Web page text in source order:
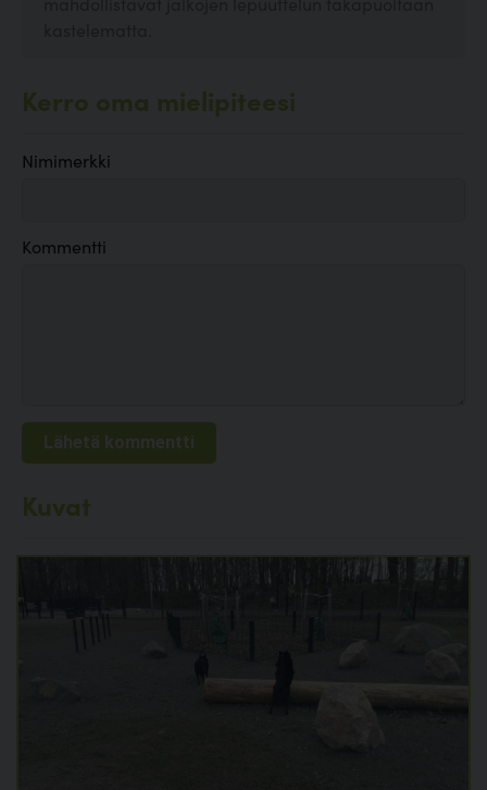
Kerro oma mielipiteesi
Nimimerkki
Kommentti
Kuvat